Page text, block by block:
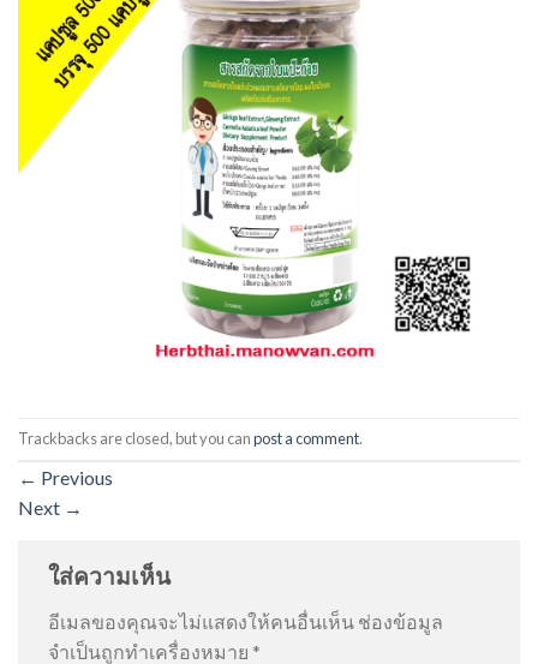
Trackbacks are closed, but you canpost a comment.
← Previous
Next →
ใส่ความเห็น
อีเมลของคุณจะไม่แสดงให้คนอื่นเห็น ช่องข้อมูล
จำเป็นถูกทำเครื่องหมาย *